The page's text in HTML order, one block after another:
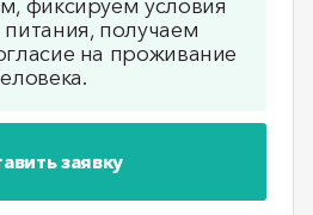
фиксируем условия
получаем
на проживание
заявку